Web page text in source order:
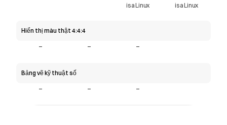
is a Linux
is a Linux
Hiển thị màu thật 4:4:4
- - -
Bảng vẽ kỹ thuật số
- - -